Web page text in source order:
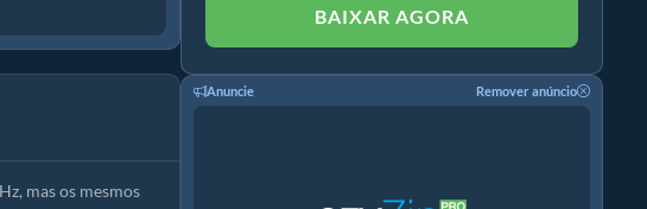
mas os mesmos
BAIXAR AGORA
Anuncie Remover anúncio